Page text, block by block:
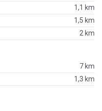
1,1 km
1,5 km
2 km
7 km
1,3 km